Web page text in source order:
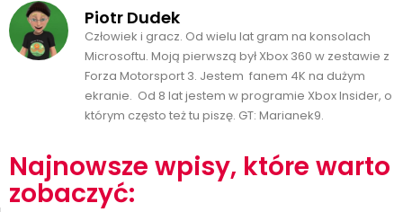
Piotr Dudek
Człowiek i gracz. Od wielu lat gram na konsolach
Microsoftu. Moją pierwszą był Xbox 360 w zestawie z
Forza Motorsport 3. Jestem fanem 4K na dużym
ekranie. Od 8 lat jestem w programie Xbox Insider, o
którym często też tu piszę. GT: Marianek9.
Najnowsze wpisy, które warto
zobaczyć: